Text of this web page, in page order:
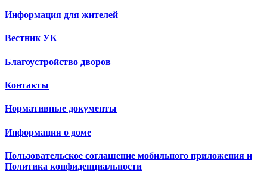
Информация для жителей
Вестник УК
Благоустройство дворов
Контакты
Нормативные документы
Информация о доме
Пользовательское соглашение мобильного приложения и
Политика конфиденциальности